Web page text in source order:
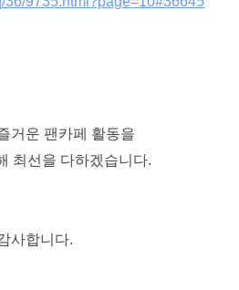
거운 팬카페 활동을
최선을 다하겠습니다.
사합니다.